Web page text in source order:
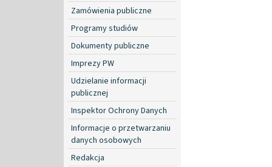
Zamówienia publiczne
Programy studiów
Dokumenty publiczne
Imprezy PW
Udzielanie informacji
publicznej
Inspektor Ochrony Danych
Informacje o przetwarzaniu
danych osobowych
Redakcja